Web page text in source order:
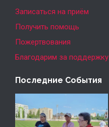
Записаться на приём
Получить помощь
Пожертвования
Благодарим за поддержку
Последние События